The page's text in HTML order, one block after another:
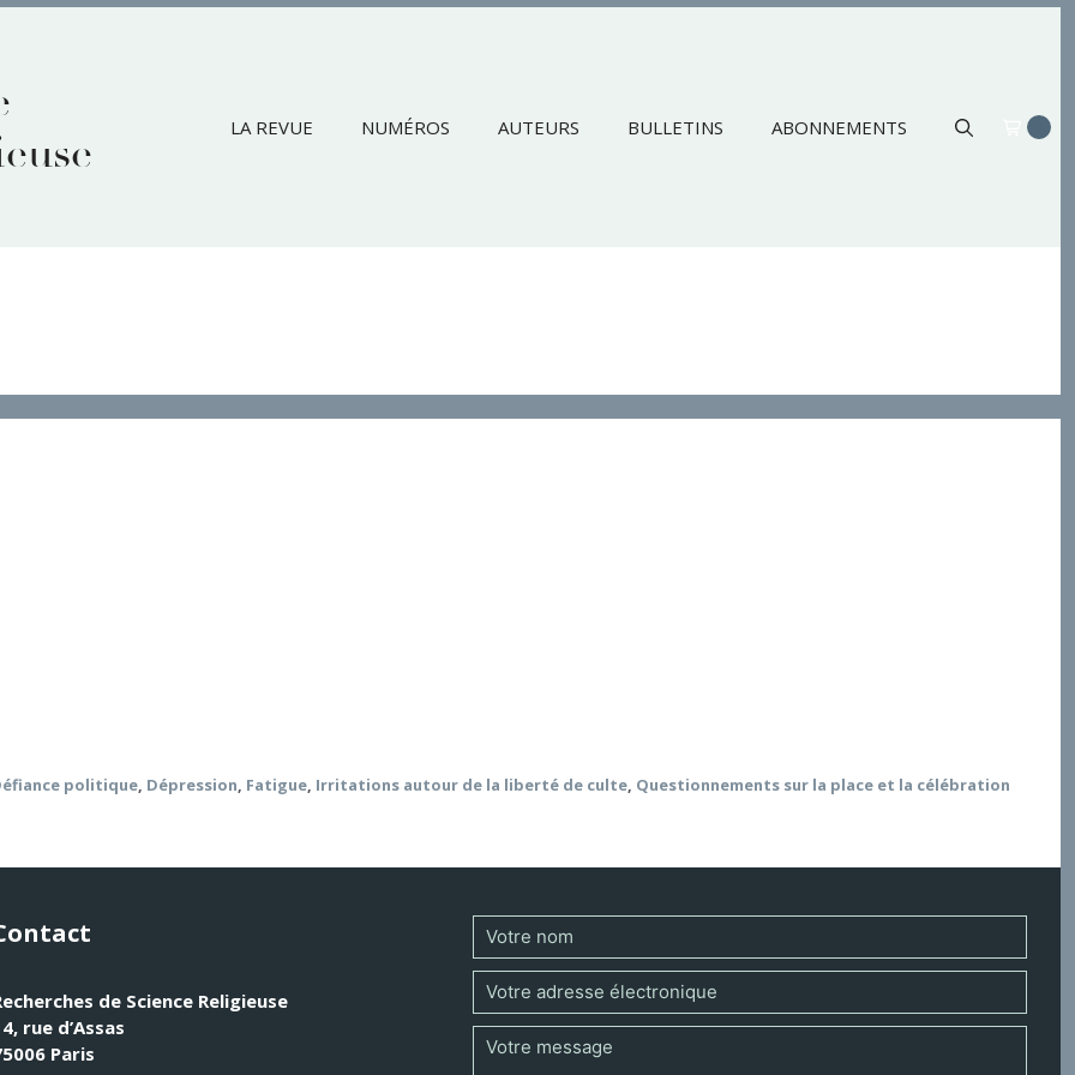
LA REVUE NUMÉROS AUTEURS BULLETINS ABONNEMENTS
politique, Dépression, Fatigue, Irritations autour de la liberté de culte, Questionnements sur la place et la célébration
de Science Religieuse
rue d’Assas
Paris